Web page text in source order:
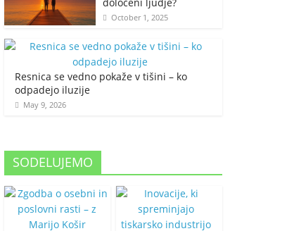
October 1, 2025
Resnica se vedno pokaže v tišini – ko
odpadejo iluzije
May 9, 2026
SODELUJEMO